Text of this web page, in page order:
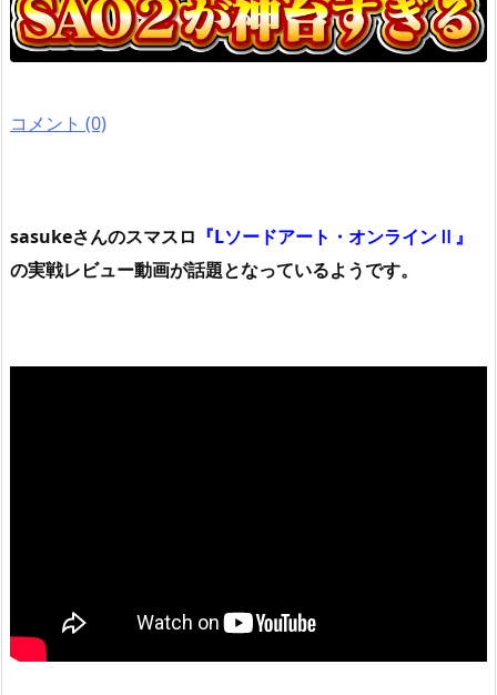
コメント (0)
sasukeさんのスマスロ 『Lソードアート・オンラインⅡ』
の実戦レビュー動画が話題となっているようです。